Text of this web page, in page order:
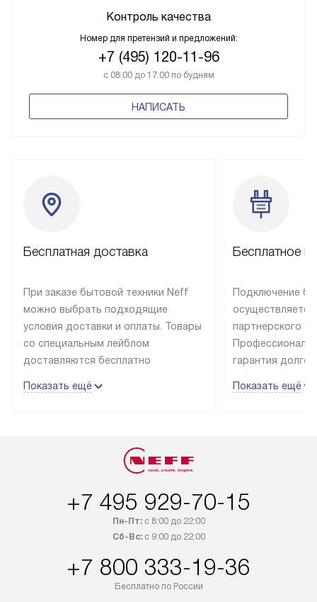
Контроль качества
Номер для претензий и предложений:
+7 (495) 120-11-96
с 08:00 до 17:00 по будням
НАПИСАТЬ
Бесплатная доставка
При заказе бытовой техники Neff
можно выбрать подходящие
условия доставки и оплаты. Товары
со специальным лейблом
доставляются бесплатно
до подъезда, отдельная доставка
оплачивается дополнительно. Если
товар в наличии, он может быть
трех дней. Доставка в Санкт-
Петербург и другие регионы
осуществляется через
100% предоплаты мы бесплатно
Показать ещё
Бесплатное
Подключение
партнерского
гарантия
и Санкт-
по монтажу
прайсу. На
гарантия в
Показать ещё
+7 495 929-70-15
Пн-Пт:с 8:00 до 22:00
Сб-Вс:с 9:00 до 22:00
+7 800 333-19-36
Бесплатно по России